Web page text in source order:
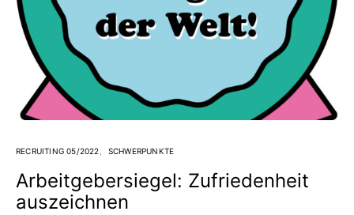
RECRUITING 05/2022 SCHWERPUNKTE
Arbeitgebersiegel: Zufriedenheit
auszeichnen